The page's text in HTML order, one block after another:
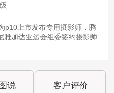
p10上市发布专用摄影师，腾
雅加达亚运会组委签约摄影师
说 客户评价